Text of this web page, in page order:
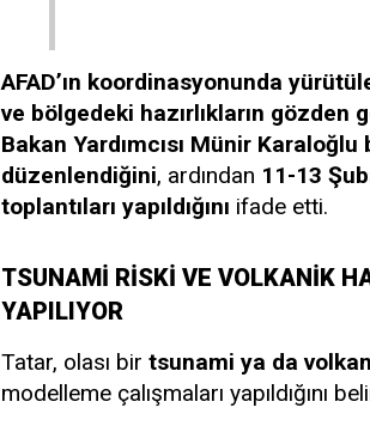
AFAD’ın koordinasyonunda
ve bölgedeki hazırlıkların gözden
Bakan Yardımcısı Münir Karaloğlu
düzenlendiğini, ardından 11-13
toplantıları yapıldığını ifade etti.
TSUNAMİ RİSKİ VE VOLKANİK
YAPILIYOR
Tatar, olası bir tsunami ya da
modelleme çalışmaları yapıldığını